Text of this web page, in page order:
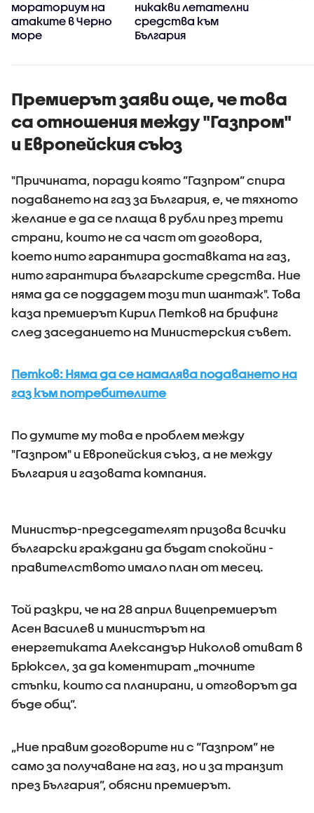
мораториум на
атаките в Черно
море
никакви летателни
средства към
България
Премиерът заяви още, че това
са отношения между "Газпром"
и Европейския съюз
"Причината, поради която ”Газпром” спира
подаването на газ за България, е, че тяхното
желание е да се плаща в рубли през трети
страни, които не са част от договора,
което нито гарантира доставката на газ,
нито гарантира българските средства. Ние
няма да се поддадем този тип шантаж". Това
каза премиерът Кирил Петков на брифинг
след заседанието на Министерския съвет.
Петков: Няма да се намалява подаването на
газ към потребителите
По думите му това е проблем между
"Газпром" и Европейския съюз, а не между
България и газовата компания.
Министър-председателят призова всички
български граждани да бъдат спокойни -
правителството имало план от месец.
Той разкри, че на 28 април вицепремиерът
Асен Василев и министърът на
енергетиката Александър Николов отиват в
Брюксел, за да коментират „точните
стъпки, които са планирани, и отговорът да
бъде общ”.
„Ние правим договорите ни с “Газпром” не
само за получаване на газ, но и за транзит
през България”, обясни премиерът.